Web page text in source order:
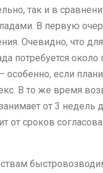
так и в
В первую
Очевидно, что
потребуется около
особенно, если
В то же время
от 3 недель
от сроков